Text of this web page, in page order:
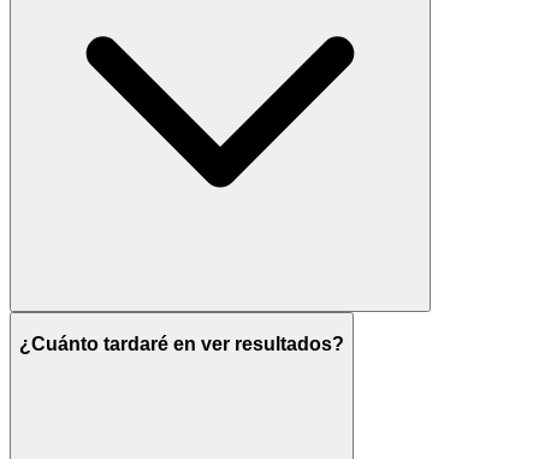
¿Cuánto tardaré en ver resultados?